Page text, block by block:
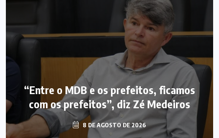
“Entre o MDB e os prefeitos, ficamos
com os prefeitos”, diz Zé Medeiros
8 DE AGOSTO DE 2026